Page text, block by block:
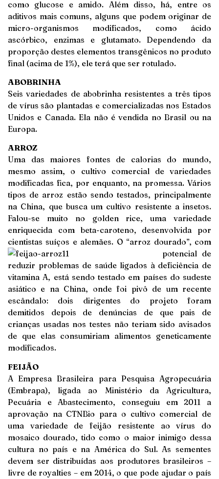
como glucose e amido. Além disso, há, entre os
aditivos mais comuns, alguns que podem originar de
micro-organismos modificados, como ácido
ascórbico, enzimas e glutamato. Dependendo da
proporção destes elementos transgênicos no produto
final (acima de 1%), ele terá que ser rotulado.
ABOBRINHA
Seis variedades de abobrinha resistentes a três tipos
de vírus são plantadas e comercializadas nos Estados
Unidos e Canada. Ela não é vendida no Brasil ou na
Europa.
ARROZ
Uma das maiores fontes de calorias do mundo,
mesmo assim, o cultivo comercial de variedades
modificadas fica, por enquanto, na promessa. Vários
tipos de arroz estão sendo testados, principalmente
na China, que busca um cultivo resistente a insetos.
Falou-se muito no golden rice, uma variedade
enriquecida com beta-caroteno, desenvolvida por
cientistas suíços e alemães. O “arroz dourado”, com
potencial de
reduzir problemas de saúde ligados à deficiência de
vitamina A, está sendo testado em países do sudeste
asiático e na China, onde foi pivô de um recente
escândalo: dois dirigentes do projeto foram
demitidos depois de denúncias de que pais de
crianças usadas nos testes não teriam sido avisados
de que elas consumiriam alimentos geneticamente
modificados.
FEIJÃO
A Empresa Brasileira para Pesquisa Agropecuária
(Embrapa), ligada ao Ministério da Agricultura,
Pecuária e Abastecimento, conseguiu em 2011 a
aprovação na CTNBio para o cultivo comercial de
uma variedade de feijão resistente ao vírus do
mosaico dourado, tido como o maior inimigo dessa
cultura no país e na América do Sul. As sementes
devem ser distribuídas aos produtores brasileiros –
livre de royalties – em 2014, o que pode ajudar o país